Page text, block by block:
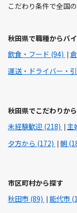
こだわり条件で全国
秋田県で職種からバ
飲食・フード (94)
運送・ドライバー・
秋田県でこだわりか
未経験歓迎 (218)
主
夕方から (172)
朝
市区町村から探す
秋田市 (89)
能代市